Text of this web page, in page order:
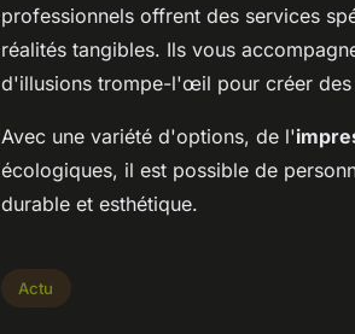
professionnels offrent des services
réalités tangibles. Ils vous
d'illusions trompe-l'œil pour créer des
Avec une variété d'options, de l'
écologiques, il est possible de
durable et esthétique.
Actu